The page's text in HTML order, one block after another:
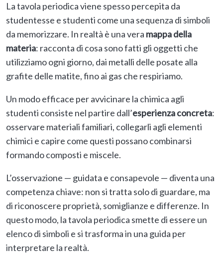
La tavola periodica viene spesso percepita da
studentesse e studenti come una sequenza di simboli
da memorizzare. In realtà è una vera mappa della
materia: racconta di cosa sono fatti gli oggetti che
utilizziamo ogni giorno, dai metalli delle posate alla
grafite delle matite, fino ai gas che respiriamo.
Un modo efficace per avvicinare la chimica agli
studenti consiste nel partire dall’esperienza concreta:
osservare materiali familiari, collegarli agli elementi
chimici e capire come questi possano combinarsi
formando composti e miscele.
L’osservazione — guidata e consapevole — diventa una
competenza chiave: non si tratta solo di guardare, ma
di riconoscere proprietà, somiglianze e differenze. In
questo modo, la tavola periodica smette di essere un
elenco di simboli e si trasforma in una guida per
interpretare la realtà.